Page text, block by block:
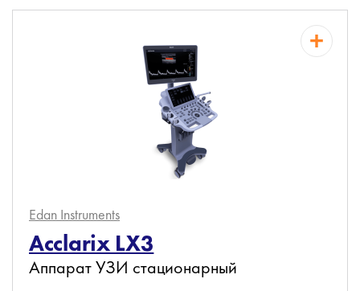
Edan Instruments
Acclarix LX3
Аппарат УЗИ стационарный